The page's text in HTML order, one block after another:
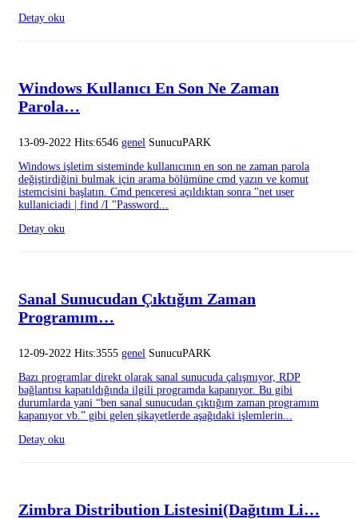
Detay oku
Windows Kullanıcı En Son Ne Zaman
Parola…
13-09-2022 Hits:6546 genel SunucuPARK
Windows işletim sisteminde kullanıcının en son ne zaman parola
değiştirdiğini bulmak için arama bölümüne cmd yazın ve komut
istemcisini başlatın. Cmd penceresi açıldıktan sonra "net user
kullaniciadi | find /I "Password...
Detay oku
Sanal Sunucudan Çıktığım Zaman
Programım…
12-09-2022 Hits:3555 genel SunucuPARK
Bazı programlar direkt olarak sanal sunucuda çalışmıyor, RDP
bağlantısı kapatıldığında ilgili programda kapanıyor. Bu gibi
durumlarda yani “ben sanal sunucudan çıktığım zaman programım
kapanıyor vb.” gibi gelen şikayetlerde aşağıdaki işlemlerin...
Detay oku
Zimbra Distribution Listesini(Dağıtım Li…